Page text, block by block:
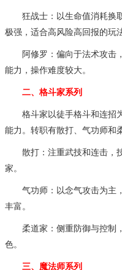
狂战士：以生命值消耗换
极强，适合高风险高回报的玩法
阿修罗：偏向于法术攻击
能力，操作难度较大。
二、格斗家系列
格斗家以徒手格斗和连招
能力。转职有散打、气功师和
散打：注重武技和连击，
家。
气功师：以念气攻击为主
丰富。
柔道家：侧重防御与控制
色。
三、魔法师系列